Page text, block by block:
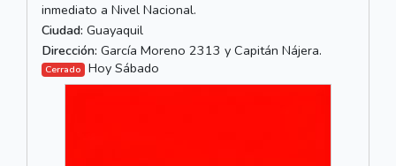
inmediato a Nivel Nacional.
Ciudad: Guayaquil
Dirección: García Moreno 2313 y Capitán Nájera.
Cerrado Hoy Sábado